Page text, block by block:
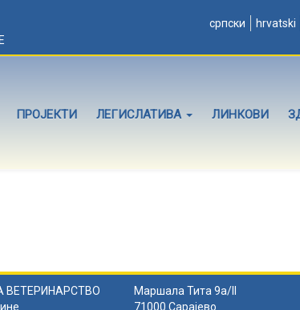
српски hrvatski
ПРОЈЕКТИ ЛЕГИСЛАТИВА ЛИНКОВИ
ВЕТЕРИНАРСТВО
Маршала Тита 9а/II
71000 Сарајево